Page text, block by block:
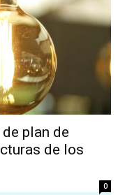
plan de
de los
0